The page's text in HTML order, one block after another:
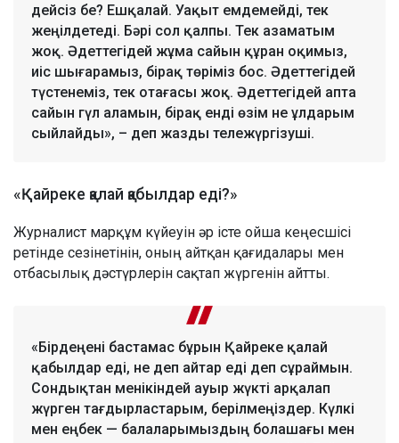
дейсіз бе? Ешқалай. Уақыт емдемейді, тек
жеңілдетеді. Бәрі сол қалпы. Тек азаматым
жоқ. Әдеттегідей жұма сайын құран оқимыз,
иіс шығарамыз, бірақ төріміз бос. Әдеттегідей
түстенеміз, тек отағасы жоқ. Әдеттегідей апта
сайын гүл аламын, бірақ енді өзім не ұлдарым
сыйлайды», – деп жазды тележүргізуші.
«Қайреке қалай қабылдар еді?»
Журналист марқұм күйеуін әр істе ойша кеңесшісі
ретінде сезінетінін, оның айтқан қағидалары мен
отбасылық дәстүрлерін сақтап жүргенін айтты.
«Бірдеңені бастамас бұрын Қайреке қалай
қабылдар еді, не деп айтар еді деп сұраймын.
Сондықтан менікіндей ауыр жүкті арқалап
жүрген тағдырластарым, берілмеңіздер. Күлкі
мен еңбек — балаларымыздың болашағы мен